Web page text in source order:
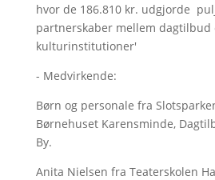
hvor de 186.810 kr. udgjorde
partnerskaber mellem dagtilbud
kulturinstitutioner'
- Medvirkende:
Børn og personale fra
Børnehuset Karensminde,
By.
Anita Nielsen fra Teaterskolen